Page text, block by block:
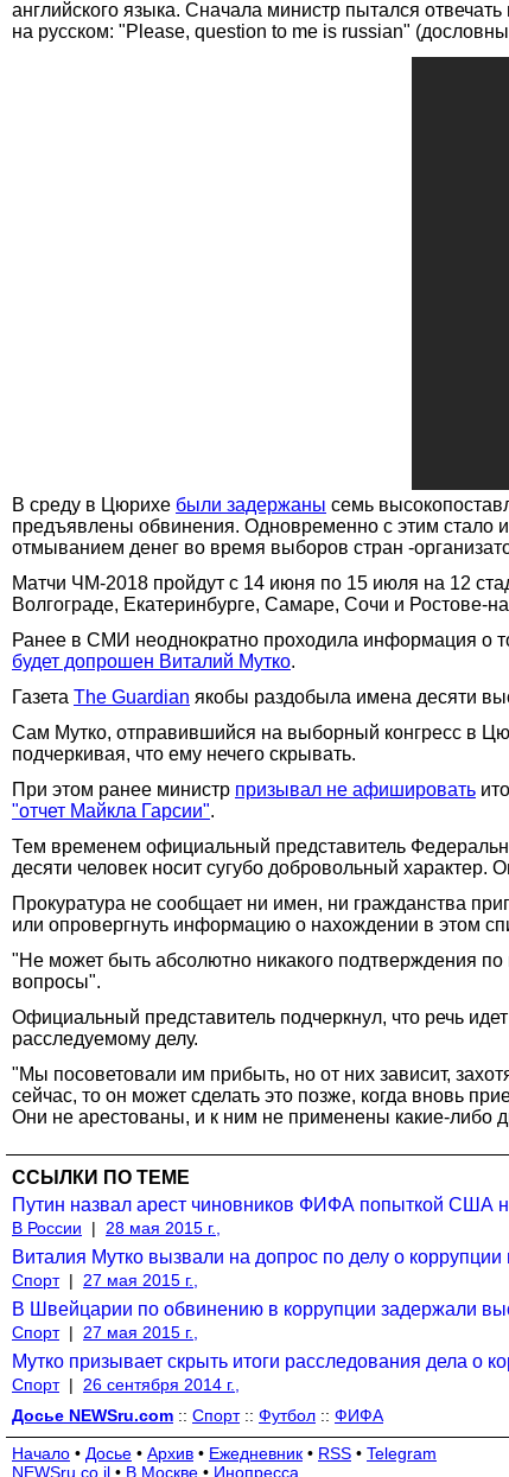
английского языка. Сначала министр пытался
на русском: "Please, question to me is russian"
В среду в Цюрихе были задержаны семь
предъявлены обвинения. Одновременно с этим стало
отмыванием денег во время выборов стран -
Матчи ЧМ-2018 пройдут с 14 июня по 15 июля на 12
Волгограде, Екатеринбурге, Самаре, Сочи и Ростове-
Ранее в СМИ неоднократно проходила информация о
будет допрошен Виталий Мутко.
Газета The Guardian якобы раздобыла имена десяти
Сам Мутко, отправившийся на выборный конгресс в
подчеркивая, что ему нечего скрывать.
При этом ранее министр призывал не афишировать
"отчет Майкла Гарсии".
Тем временем официальный представитель
десяти человек носит сугубо добровольный
Прокуратура не сообщает ни имен, ни гражданства
или опровергнуть информацию о нахождении в этом
"Не может быть абсолютно никакого подтверждения
вопросы".
Официальный представитель подчеркнул, что речь
расследуемому делу.
"Мы посоветовали им прибыть, но от них зависит,
сейчас, то он может сделать это позже, когда вновь
Они не арестованы, и к ним не применены какие-либо
ССЫЛКИ ПО ТЕМЕ
Путин назвал арест чиновников ФИФА попыткой США
В России | 28 мая 2015 г.,
Виталия Мутко вызвали на допрос по делу о
Спорт | 27 мая 2015 г.,
В Швейцарии по обвинению в коррупции задержали
Спорт | 27 мая 2015 г.,
Мутко призывает скрыть итоги расследования дела о
Спорт |
26 сентября 2014 г.,
Досье NEWSru.com :: Спорт:: Футбол :: ФИФА
Начало • Досье • Архив • Ежедневник • RSS • Telegram
NEWSru.co.il • В Москве • Инопресса